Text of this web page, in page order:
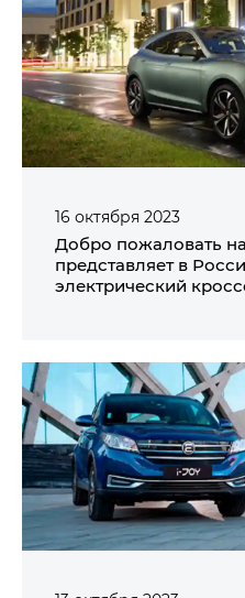
16 октября 2023
Добро пожаловать
представляет в
электрический